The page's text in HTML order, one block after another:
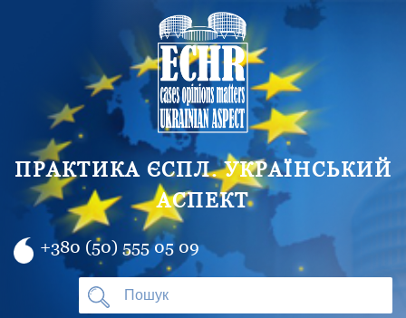
ПРАКТИКА ЄСПЛ. УКРАЇНСЬКИЙ
АСПЕКТ
+380 (50) 555 05 09